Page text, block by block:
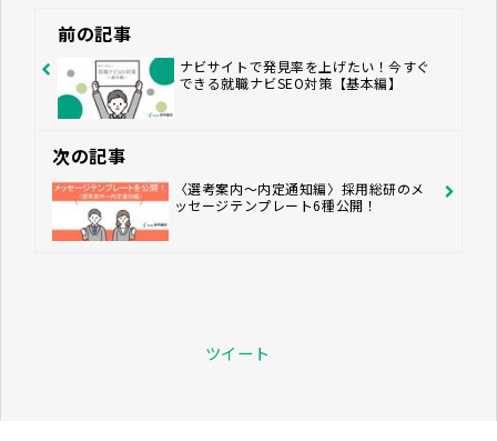
前の記事
ナビサイトで発見率を上げたい！今すぐ
できる就職ナビSEO対策【基本編】
次の記事
〈選考案内～内定通知編〉採用総研のメ
ッセージテンプレート6種公開！
ツイート